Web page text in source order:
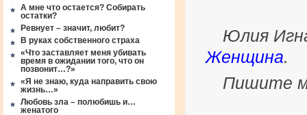
Юлия
Женщина.
Пишите
А мне что остается? Собирать
остатки?
Ревнует – значит, любит?
В руках собственного страха
«Что заставляет меня убивать
время в ожидании того, что он
позвонит…?»
«Я не знаю, куда направить свою
жизнь…»
Любовь зла – полюбишь и…
женатого